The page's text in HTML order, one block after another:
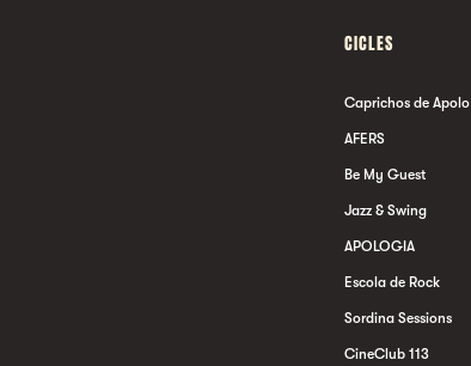
CICLES
Caprichos de Apolo
AFERS
Be My Guest
Jazz & Swing
APOLOGIA
Escola de Rock
Sordina Sessions
CineClub 113